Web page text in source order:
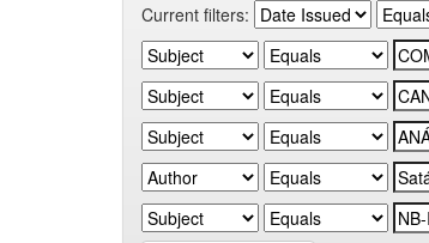
Current filters: